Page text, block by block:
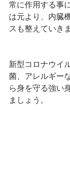
常に作用する事
は元より、内臓
スも整えていき
新型コロナウイ
菌、アレルギー
ら身を守る強い
ましょう。